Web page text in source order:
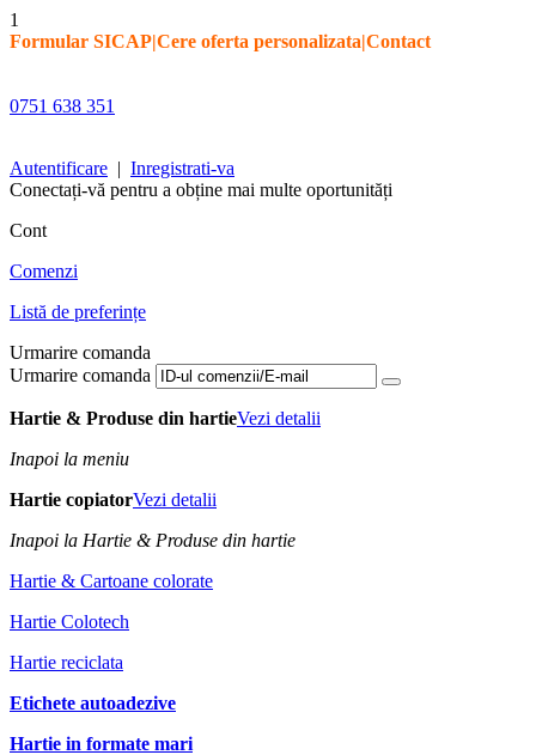
1
Formular SICAP|Cere oferta personalizata|Contact
0751 638 351
Autentificare | Inregistrati-va
Conectați-vă pentru a obține mai multe oportunități
Cont
Comenzi
Listă de preferințe
Urmarire comanda
Urmarire comanda
Hartie & Produse din hartieVezi detalii
Inapoi la meniu
Hartie copiatorVezi detalii
Inapoi la Hartie & Produse din hartie
Hartie & Cartoane colorate
Hartie Colotech
Hartie reciclata
Etichete autoadezive
Hartie in formate mari